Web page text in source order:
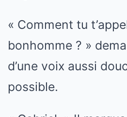
« Comment tu
bonhomme ? »
d’une voix aussi
possible.